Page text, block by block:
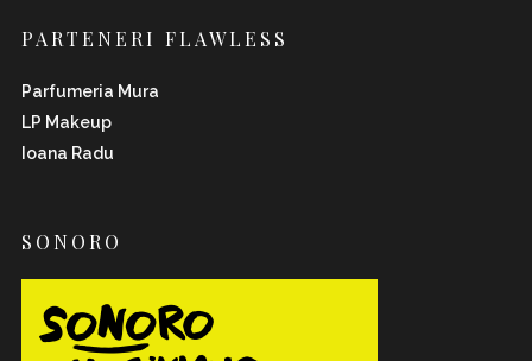
PARTENERI FLAWLESS
Parfumeria Mura
LP Makeup
Ioana Radu
SONORO